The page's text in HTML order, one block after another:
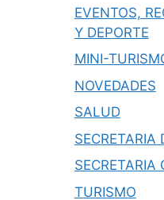
EVENTOS,
Y DEPORTE
MINI-
NOVEDADES
SALUD
SECRETARIA
SECRETARIA
TURISMO